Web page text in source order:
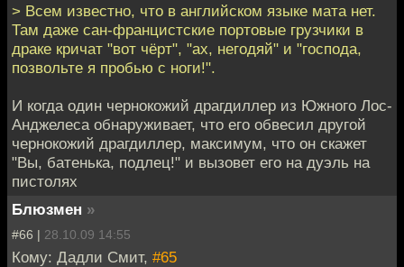
> Всем известно, что в английском языке мата нет.
Там даже сан-францистские портовые грузчики в
драке кричат "вот чёрт", "ах, негодяй" и "господа,
позвольте я пробью с ноги!".
И когда один чернокожий драгдиллер из Южного Лос-
Анджелеса обнаруживает, что его обвесил другой
чернокожий драгдиллер, максимум, что он скажет
"Вы, батенька, подлец!" и вызовет его на дуэль на
пистолях
Блюзмен »
#66 | 28.10.09 14:55
Кому: Дадли Смит, #65